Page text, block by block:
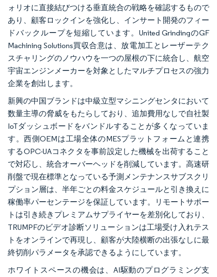
ォリオに直接結びつける垂直統合の戦略を確認するもので
あり、顧客ロックインを強化し、インサート開発のフィー
ドバックループを短縮しています。United GrindingのGF
Machining Solutions買収合意は、放電加工とレーザーテク
スチャリングのノウハウを一つの屋根の下に統合し、航空
宇宙エンジンメーカーを対象としたマルチプロセスの強力
企業を創出します。
新興の中国ブランドは中級立型マシニングセンタにおいて
数量主導の脅威をもたらしており、追加費用なしで自社製
IoTダッシュボードをバンドルすることが多くなっていま
す。西側OEMは工場全体のMESプラットフォームと連携
するOPC-UAコネクタを事前設定した機械を出荷すること
で対応し、統合オーバーヘッドを削減しています。高速研
削盤で現在標準となっている予測メンテナンスサブスクリ
プション層は、半年ごとの料金スケジュールと引き換えに
稼働率パーセンテージを保証しています。リモートサポー
トは引き続きプレミアムサプライヤーを差別化しており、
TRUMPFのビデオ診断ソリューションは工場受け入れテス
トをオンラインで再現し、顧客が大陸横断の出張なしに最
終切削パラメータを承認できるようにしています。
ホワイトスペースの機会は、AI駆動のプログラミング支